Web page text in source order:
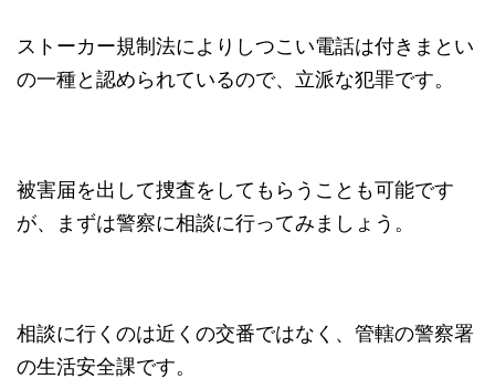
ストーカー規制法によりしつこい電話は付きまとい
の一種と認められているので、立派な犯罪です。
被害届を出して捜査をしてもらうことも可能です
が、まずは警察に相談に行ってみましょう。
相談に行くのは近くの交番ではなく、管轄の警察署
の生活安全課です。